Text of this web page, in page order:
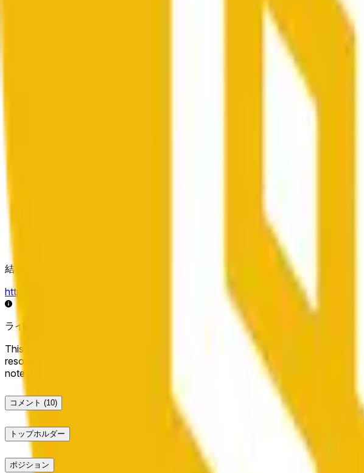
結算ソース
https://data.chain.link/streams/bnb-usd
ライブデータは数秒遅れる場合があり、他の取引所の価格動向や市場全体の状況
This market will resolve to "Up" if the BNB price at the end of the time range
resolve to "Down". The resolution source for this market is information from
note that this market is about the price according to Chainlink data stream BNB/
コメント (10)
トップホルダー
ポジション